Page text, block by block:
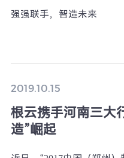
强强联手，智造未来
2019.10.15
根云携手河南三大
造”崛起